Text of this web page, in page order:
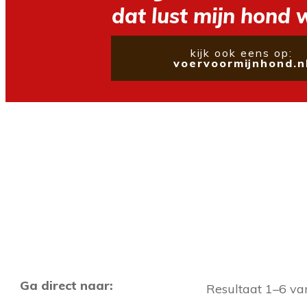
dat lust mijn hond
kijk ook eens op:
Ga direct naar: Resultaat 1–6